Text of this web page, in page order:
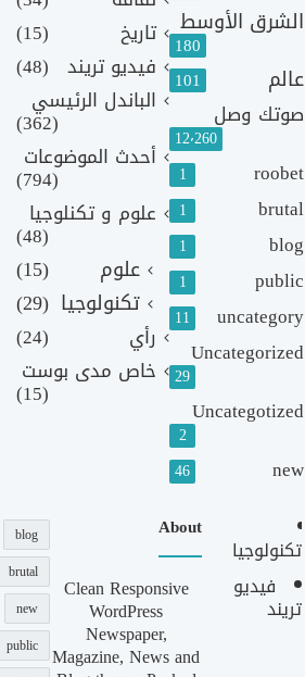
الشرق الأوسط
180
عالم 101
صوتك وصل
12٬260
roobet
1
brutal
1
blog
1
public
1
uncategory
11
Uncategorized
29
Uncategotized
2
new
46
تاريخ
(15)
فيديو تريند (48)
الباندل الرئيسي
(362)
أحدث الموضوعات
(794)
علوم و تكنلوجيا
(48)
علوم
(15)
تكنولوجيا (29)
رأي
(24)
خاص مدى بوست
(15)
تكنولوجيا
فيديو
تريند
About
Clean Responsive
WordPress
Newspaper,
Magazine, News and
blog
brutal
new
public